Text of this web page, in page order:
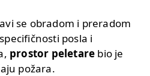
se obradom i preradom
posla i
prostor peletare bio je
požara.